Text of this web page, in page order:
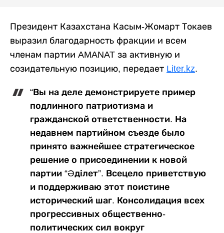
Президент Казахстана Касым-Жомарт Токаев
выразил благодарность фракции и всем
членам партии AMANAT за активную и
созидательную позицию, передает Liter.kz.
“Вы на деле демонстрируете пример
подлинного патриотизма и
гражданской ответственности. На
недавнем партийном съезде было
принято важнейшее стратегическое
решение о присоединении к новой
партии “Әділет”. Всецело приветствую
и поддерживаю этот поистине
исторический шаг. Консолидация всех
прогрессивных общественно-
политических сил вокруг